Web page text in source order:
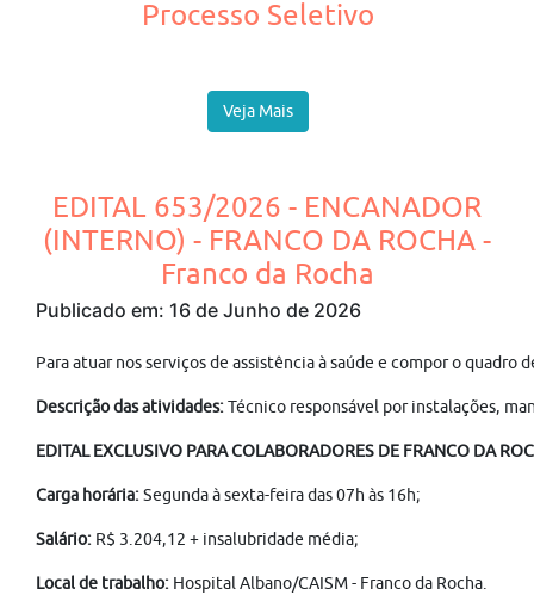
Processo Seletivo
Veja Mais
EDITAL 653/2026 - ENCANADOR
(INTERNO) - FRANCO DA ROCHA -
Franco da Rocha
Publicado em: 16 de Junho de 2026
Para atuar nos serviços de assistência à saúde e compor o quadro
Descrição das atividades:Técnico responsável por instalações,
EDITAL EXCLUSIVO PARA COLABORADORES DE FRANCO DA
Carga horária:Segunda à sexta-feira das 07h às 16h;
Salário: R$ 3.204,12 + insalubridade média;
Local de trabalho: Hospital Albano/CAISM - Franco da Rocha.